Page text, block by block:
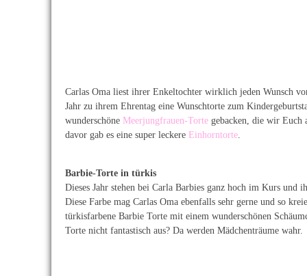
Carlas Oma liest ihrer Enkeltochter wirklich jeden Wunsch
Jahr zu ihrem Ehrentag eine Wunschtorte zum
wunderschöne Meerjungfrauen-Torte gebacken, die wir Euch
davor gab es eine super leckere Einhorntorte.
Barbie-Torte in türkis
Dieses Jahr stehen bei Carla Barbies ganz hoch im Kurs
Diese Farbe mag Carlas Oma ebenfalls sehr gerne und so
türkisfarbene Barbie Torte mit einem wunderschönen
Torte nicht fantastisch aus? Da werden Mädchenträume wahr.